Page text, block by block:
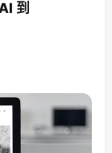
到